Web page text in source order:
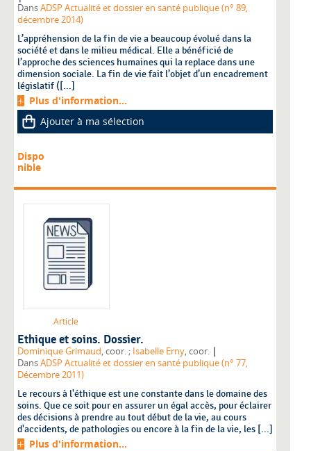
DansADSP Actualité et dossier en santé publique (n° 89,
décembre 2014)
L’appréhension de la fin de vie a beaucoup évolué dans la
société et dans le milieu médical. Elle a bénéficié de
l’approche des sciences humaines qui la replace dans une
dimension sociale. La fin de vie fait l’objet d’un encadrement
législatif ([...]
Plus d'information...
Ajouter à ma sélection
Dispo
nible
Article
Ethique et soins. Dossier.
Dominique Grimaud , coor. ; Isabelle Erny, coor. |
DansADSP Actualité et dossier en santé publique (n° 77,
Décembre 2011)
Le recours à l'éthique est une constante dans le domaine des
soins. Que ce soit pour en assurer un égal accès, pour éclairer
des décisions à prendre au tout début de la vie, au cours
d'accidents, de pathologies ou encore à la fin de la vie, les [...]
Plus d'information...